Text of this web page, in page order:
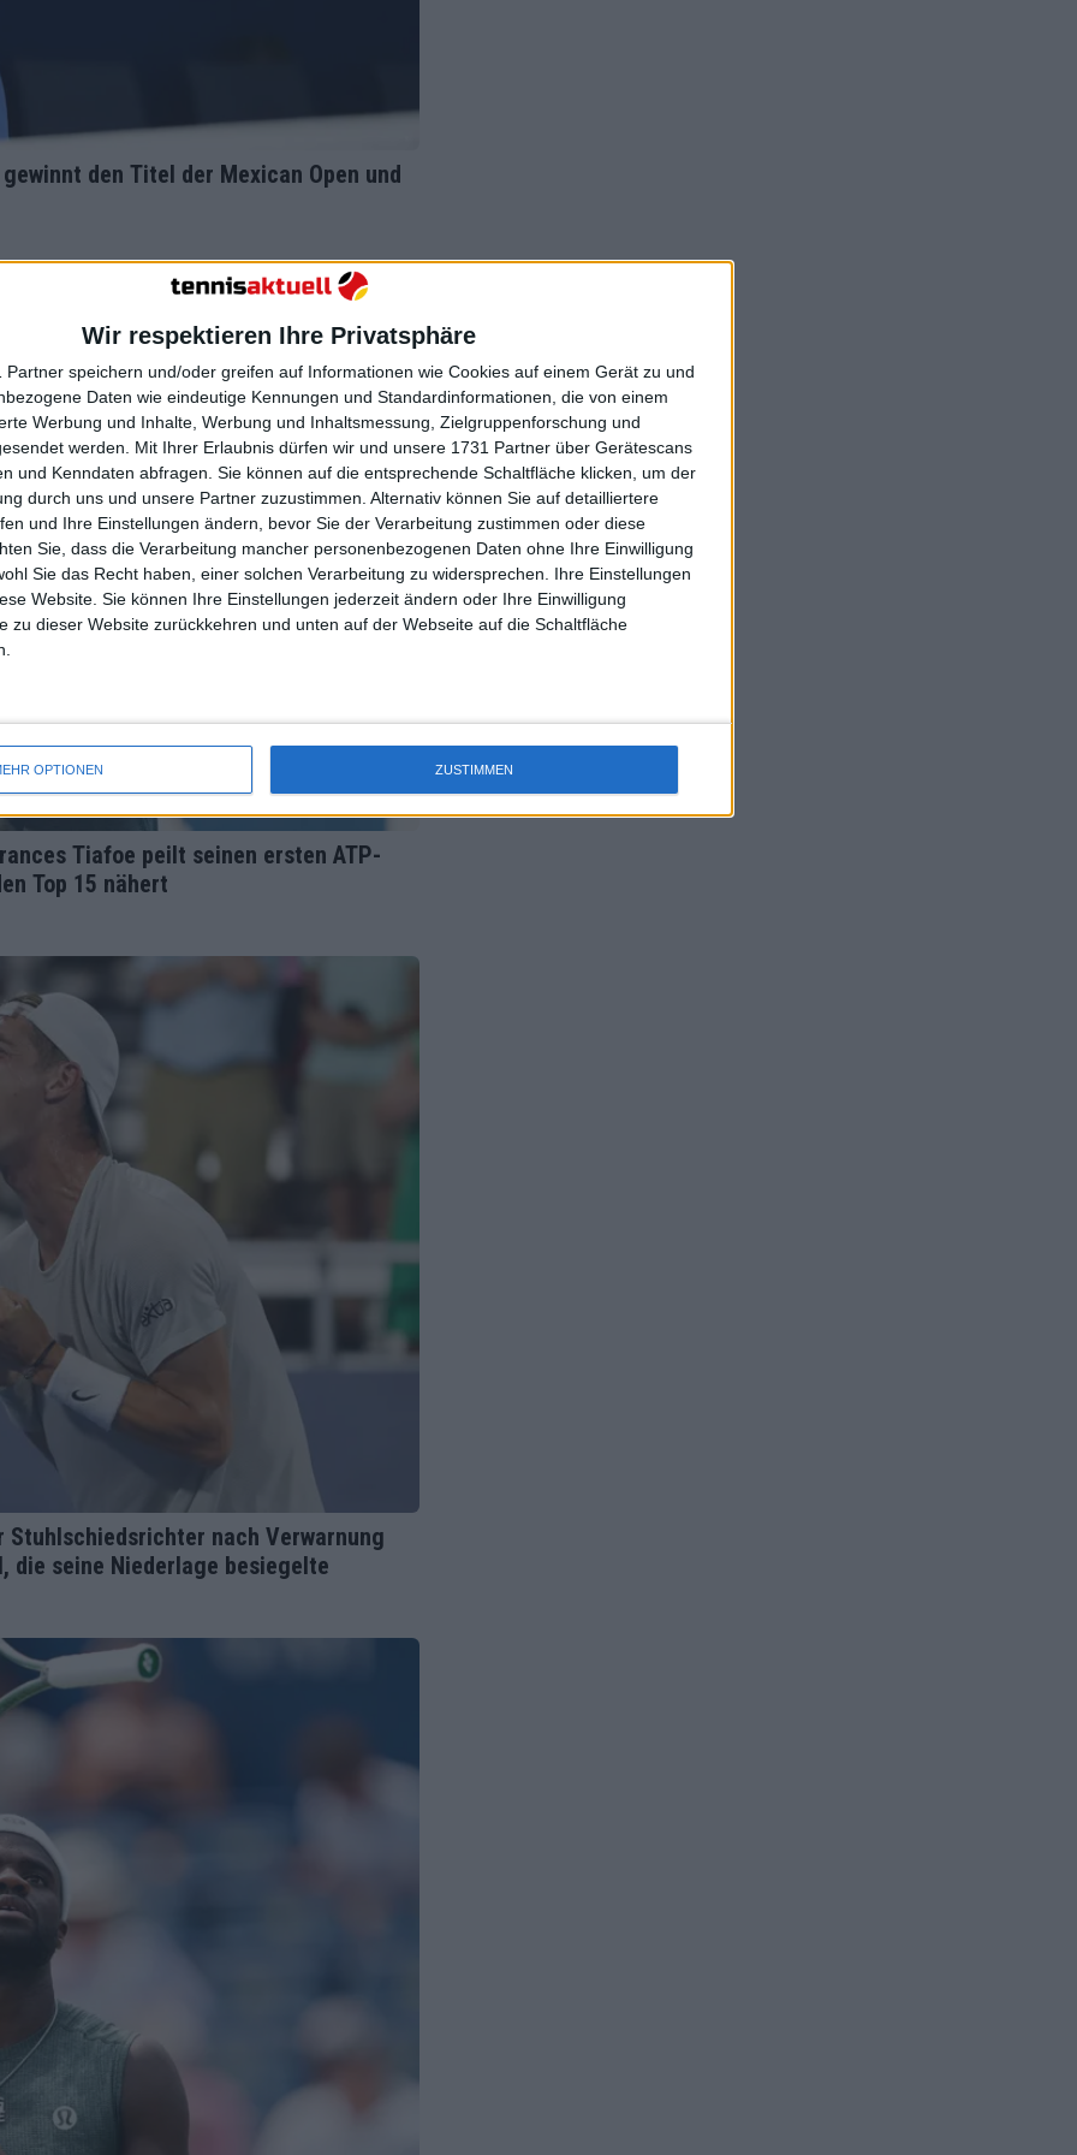
Wir respektieren Ihre Privatsphäre
Partner speichern und/oder greifen auf Informationen wie Cookies auf einem Gerät zu und
Daten wie eindeutige Kennungen und Standardinformationen, die von einem
Werbung und Inhalte, Werbung und Inhaltsmessung, Zielgruppenforschung und
werden. Mit Ihrer Erlaubnis dürfen wir und unsere 1731 Partner über Gerätescans
und Kenndaten abfragen. Sie können auf die entsprechende Schaltfläche klicken, um der
durch uns und unsere Partner zuzustimmen. Alternativ können Sie auf detailliertere
und Ihre Einstellungen ändern, bevor Sie der Verarbeitung zustimmen oder diese
Sie, dass die Verarbeitung mancher personenbezogenen Daten ohne Ihre Einwilligung
Sie das Recht haben, einer solchen Verarbeitung zu widersprechen. Ihre Einstellungen
Website. Sie können Ihre Einstellungen jederzeit ändern oder Ihre Einwilligung
zu dieser Website zurückkehren und unten auf der Webseite auf die Schaltfläche
OPTIONEN ZUSTIMMEN
den Titel der Mexican Open und
Tiafoe peilt seinen ersten ATP-
Top 15 nähert
Stuhlschiedsrichter nach Verwarnung
die seine Niederlage besiegelte